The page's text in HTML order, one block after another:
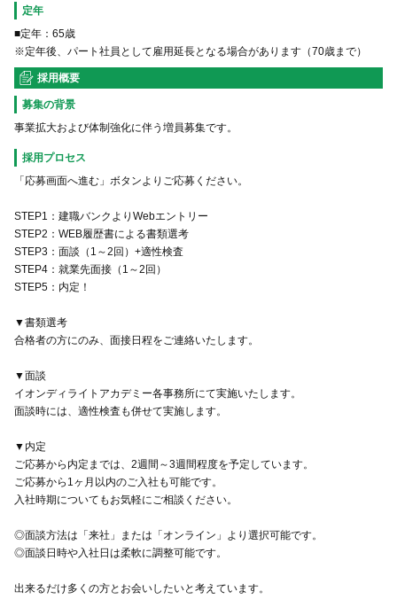
定年
■定年：65歳
※定年後、パート社員として雇用延長となる場合があります（70歳まで）
採用概要
募集の背景
事業拡大および体制強化に伴う増員募集です。
採用プロセス
「応募画面へ進む」ボタンよりご応募ください。
STEP1：建職バンクよりWebエントリー
STEP2：WEB履歴書による書類選考
STEP3：面談（1～2回）+適性検査
STEP4：就業先面接（1～2回）
STEP5：内定！
▼書類選考
合格者の方にのみ、面接日程をご連絡いたします。
▼面談
イオンディライトアカデミー各事務所にて実施いたします。
面談時には、適性検査も併せて実施します。
▼内定
ご応募から内定までは、2週間～3週間程度を予定しています。
ご応募から1ヶ月以内のご入社も可能です。
入社時期についてもお気軽にご相談ください。
◎面談方法は「来社」または「オンライン」より選択可能です。
◎面談日時や入社日は柔軟に調整可能です。
出来るだけ多くの方とお会いしたいと考えています。